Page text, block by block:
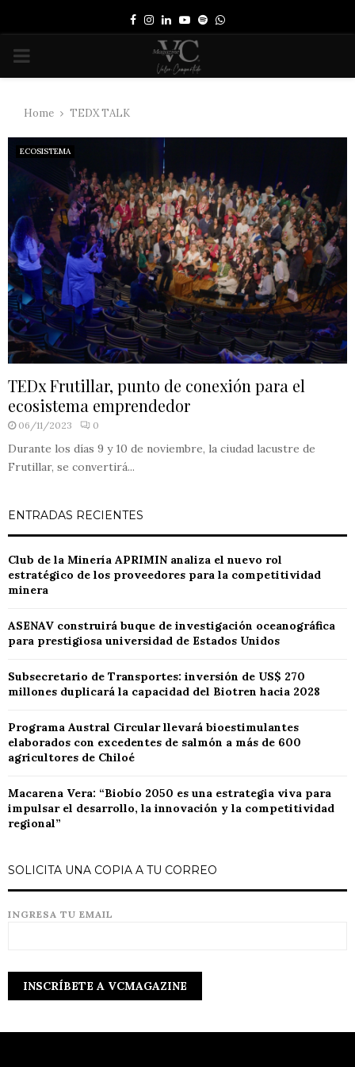
Facebook
Instagram
LinkedinYoutube
SpotifyWhatsapp
PRIMARY
Home TEDX TALK
ECOSISTEMA
TEDx Frutillar, punto de conexión para el
ecosistema emprendedor
06/11/2023 0
Durante los días 9 y 10 de noviembre, la ciudad lacustre de
Frutillar, se convertirá...
ENTRADAS RECIENTES
Club de la Minería APRIMIN analiza el nuevo rol
estratégico de los proveedores para la competitividad
minera
ASENAV construirá buque de investigación oceanográfica
para prestigiosa universidad de Estados Unidos
Subsecretario de Transportes: inversión de US$ 270
millones duplicará la capacidad del Biotren hacia 2028
Programa Austral Circular llevará bioestimulantes
elaborados con excedentes de salmón a más de 600
agricultores de Chiloé
Macarena Vera: “Biobío 2050 es una estrategia viva para
impulsar el desarrollo, la innovación y la competitividad
regional”
SOLICITA UNA COPIA A TU CORREO
INGRESA TU EMAIL